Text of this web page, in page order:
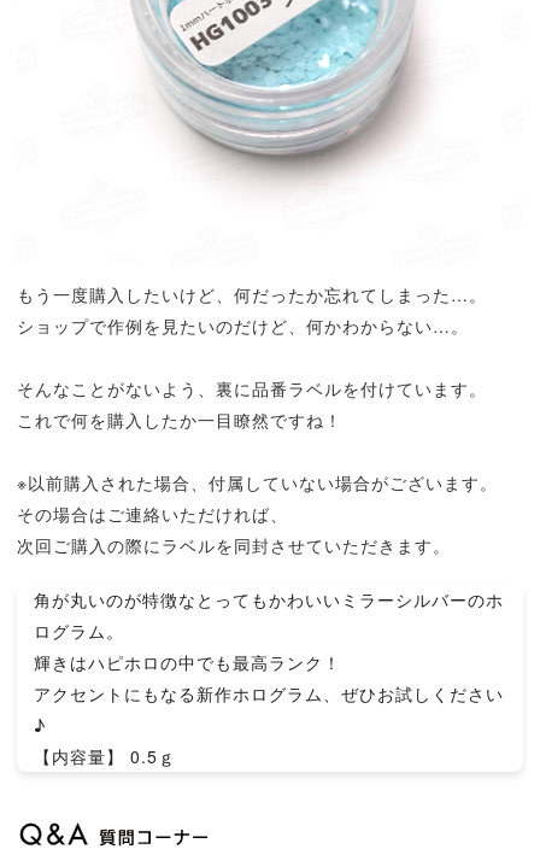
もう一度購入したいけど、何だったか忘れてしまった…。
ショップで作例を見たいのだけど、何かわからない…。
そんなことがないよう、裏に品番ラベルを付けています。
これで何を購入したか一目瞭然ですね！
※以前購入された場合、付属していない場合がございます。
その場合はご連絡いただければ、
次回ご購入の際にラベルを同封させていただきます。
角が丸いのが特徴なとってもかわいいミラーシルバーのホ
ログラム。
輝きはハピホロの中でも最高ランク！
アクセントにもなる新作ホログラム、ぜひお試しください
♪
【内容量】 0.5ｇ